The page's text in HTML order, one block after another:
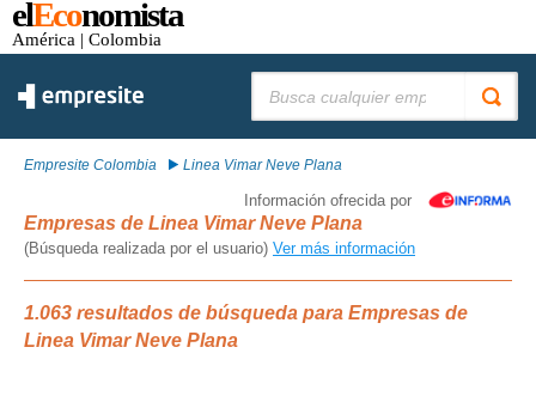
elEconomista
América | Colombia
Empresite Colombia Linea Vimar Neve Plana
Información ofrecida por
Empresas de Linea Vimar Neve Plana
(Búsqueda realizada por el usuario) Ver más información
1.063 resultados de búsqueda para Empresas de
Linea Vimar Neve Plana